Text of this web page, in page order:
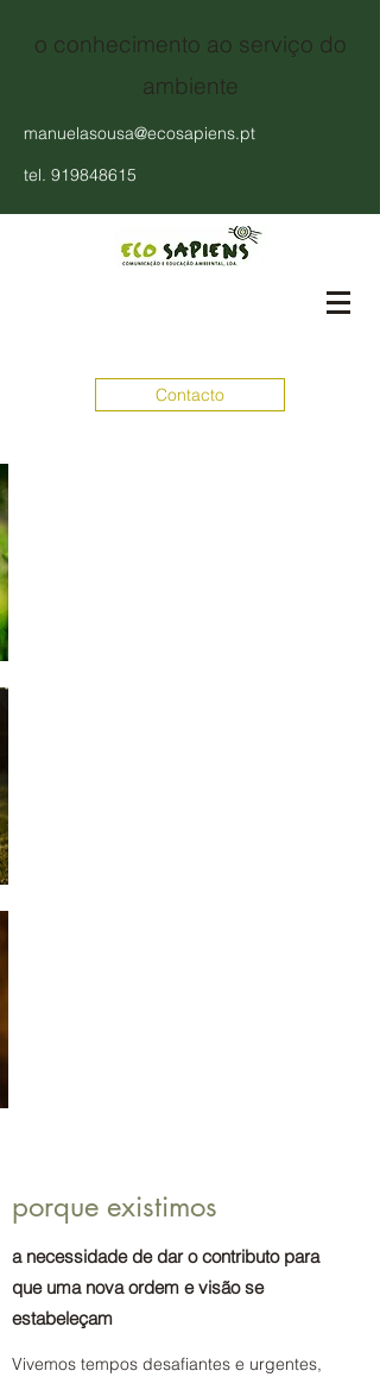
o conhecimento ao serviço do
ambiente
manuelasousa@ecosapiens.pt
tel. 919848615
Contacto
porque existimos
a necessidade de dar o contributo para
que uma nova ordem e visão se
estabeleçam
Vivemos tempos desafiantes e urgentes,